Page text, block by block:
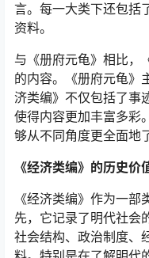
言。每一大类下还包括
资料。
与《册府元龟》相比，
的内容。《册府元龟》
济类编》不仅包括了事
使得内容更加丰富多彩
够从不同角度更全面地
《经济类编》的历史价
《经济类编》作为一
先，它记录了明代社会
社会结构、政治制度、